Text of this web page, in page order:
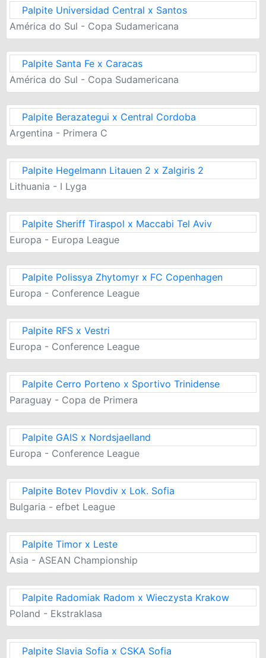
Palpite Universidad Central x Santos
América do Sul - Copa Sudamericana
Palpite Santa Fe x Caracas
América do Sul - Copa Sudamericana
Palpite Berazategui x Central Cordoba
Argentina - Primera C
Palpite Hegelmann Litauen 2 x Zalgiris 2
Lithuania - I Lyga
Palpite Sheriff Tiraspol x Maccabi Tel Aviv
Europa - Europa League
Palpite Polissya Zhytomyr x FC Copenhagen
Europa - Conference League
Palpite RFS x Vestri
Europa - Conference League
Palpite Cerro Porteno x Sportivo Trinidense
Paraguay - Copa de Primera
Palpite GAIS x Nordsjaelland
Europa - Conference League
Palpite Botev Plovdiv x Lok. Sofia
Bulgaria - efbet League
Palpite Timor x Leste
Asia - ASEAN Championship
Palpite Radomiak Radom x Wieczysta Krakow
Poland - Ekstraklasa
Palpite Slavia Sofia x CSKA Sofia